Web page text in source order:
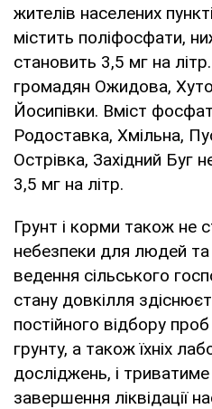
жителів населених
містить поліфосфати,
становить 3,5 мг на
громадян Ожидова,
Йосипівки. Вміст
Родоставка, Хмільна,
Острівка, Західний Буг
3,5 мг на літр.
Грунт і корми також не
небезпеки для людей та
ведення сільського
стану довкілля
постійного відбору
грунту, а також їхніх
досліджень, і
завершення ліквідації